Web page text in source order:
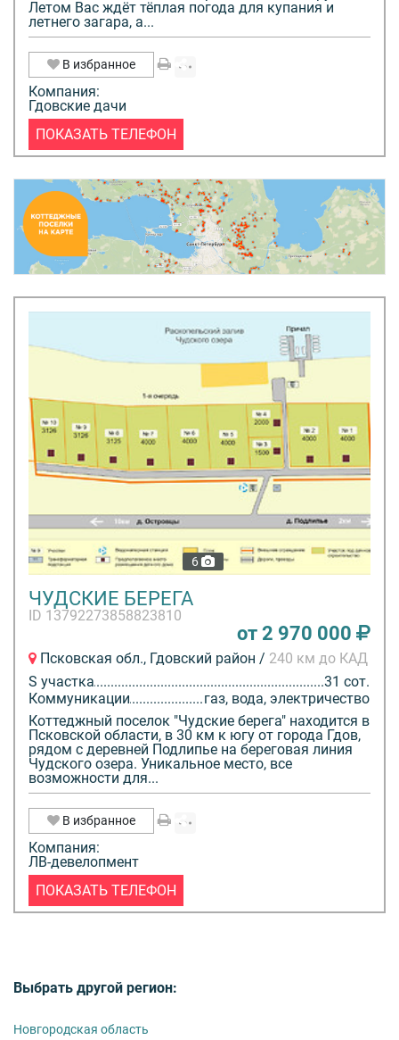
Летом Вас ждёт тёплая погода для купания и
летнего загара, а...
В избранное
Компания:
Гдовские дачи
ПОКАЗАТЬ ТЕЛЕФОН
6
ЧУДСКИЕ БЕРЕГА
ID 13792273858823810
от 2 970 000
Псковская обл., Гдовский район / 240 км до КАД
S участка
31 сот.
Коммуникации
газ, вода, электричество
Коттеджный поселок "Чудские берега" находится в
Псковской области, в 30 км к югу от города Гдов,
рядом с деревней Подлипье на береговая линия
Чудского озера. Уникальное место, все
возможности для...
В избранное
Компания:
ЛВ-девелопмент
ПОКАЗАТЬ ТЕЛЕФОН
Выбрать другой регион:
Новгородская область